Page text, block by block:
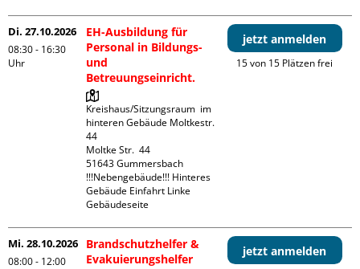
Di. 27.10.2026
08:30 - 16:30
Uhr
EH-Ausbildung für
Personal in Bildungs-
und
Betreuungseinricht.
Kreishaus/Sitzungsraum  im
hinteren Gebäude Moltkestr.
44
Moltke Str.  44
51643 Gummersbach
!!!Nebengebäude!!! Hinteres
Gebäude Einfahrt Linke
Gebäudeseite
jetzt anmelden
15 von 15 Plätzen frei
Mi. 28.10.2026
08:00 - 12:00
Brandschutzhelfer &
Evakuierungshelfer
jetzt anmelden